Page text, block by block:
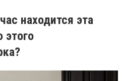
находится эта
этого